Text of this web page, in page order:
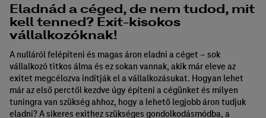
Eladnád a céged, de nem tudod, mit
kell tenned? Exit-kisokos
vállalkozóknak!
A nulláról felépíteni és magas áron eladni a céget – sok
vállalkozó titkos álma és ez sokan vannak, akik már eleve az
exitet megcélozva indítják el a vállalkozásukat. Hogyan lehet
már az első perctől kezdve úgy építeni a cégünket és milyen
tuningra van szükség ahhoz, hogy a lehető legjobb áron tudjuk
eladni? A sikeres exithez szükséges gondolkodásmódba, a